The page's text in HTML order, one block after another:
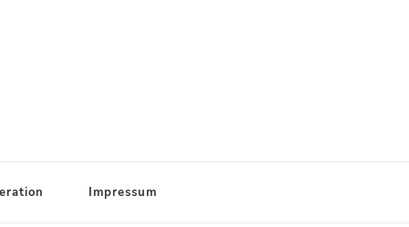
Impressum